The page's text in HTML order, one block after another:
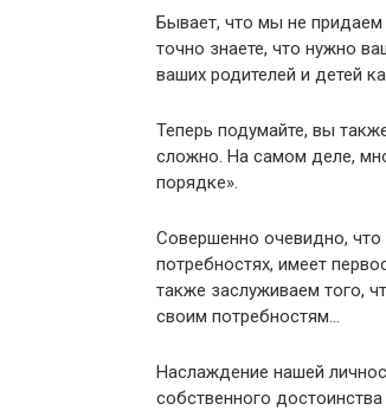
Бывает, что мы не
точно знаете, что нужно
ваших родителей и детей
Теперь подумайте, вы
сложно. На самом деле,
порядке».
Совершенно очевидно, что
потребностях, имеет
также заслуживаем того,
своим потребностям…
Наслаждение нашей
собственного